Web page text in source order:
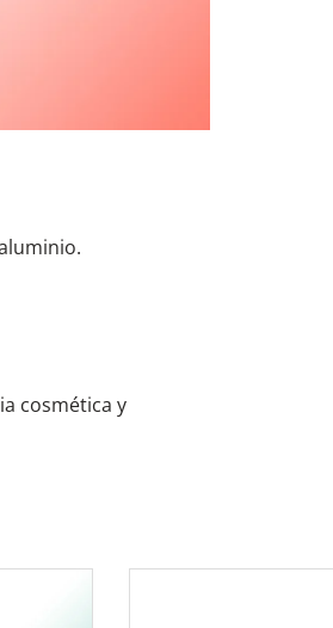
cosmética y